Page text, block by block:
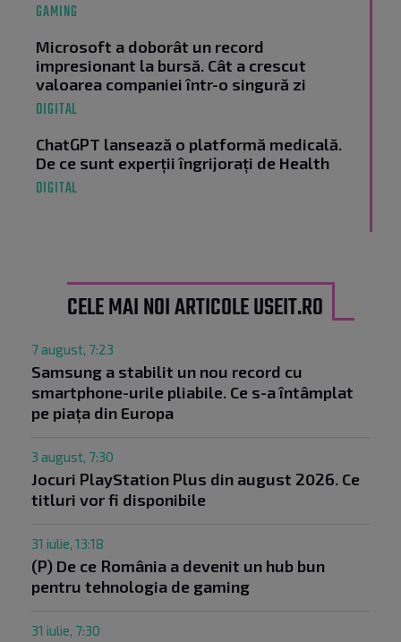
GAMING
Microsoft a doborât un record
impresionant la bursă. Cât a crescut
valoarea companiei într-o singură zi
DIGITAL
ChatGPT lansează o platformă medicală.
De ce sunt experții îngrijorați de Health
DIGITAL
CELE MAI NOI ARTICOLE USEIT.RO
7 august, 7:23
Samsung a stabilit un nou record cu
smartphone-urile pliabile. Ce s-a întâmplat
pe piața din Europa
3 august, 7:30
Jocuri PlayStation Plus din august 2026. Ce
titluri vor fi disponibile
31 iulie, 13:18
(P) De ce România a devenit un hub bun
pentru tehnologia de gaming
31 iulie, 7:30